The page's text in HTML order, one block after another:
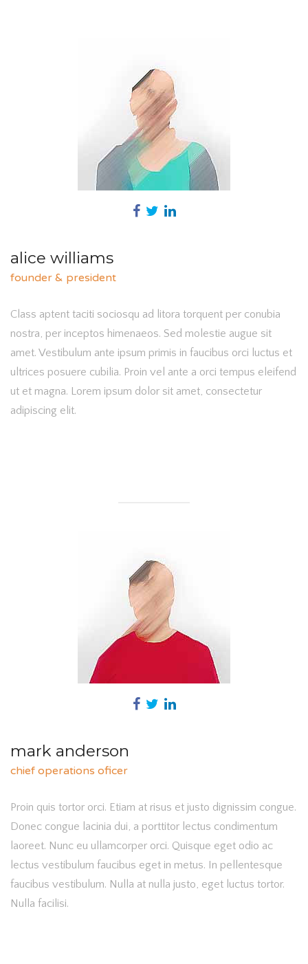
alice williams
founder & president
Class aptent taciti sociosqu ad litora torquent per conubia
nostra, per inceptos himenaeos. Sed molestie augue sit
amet. Vestibulum ante ipsum primis in faucibus orci luctus et
ultrices posuere cubilia. Proin vel ante a orci tempus eleifend
ut et magna. Lorem ipsum dolor sit amet, consectetur
adipiscing elit.
mark anderson
chief operations oficer
Proin quis tortor orci. Etiam at risus et justo dignissim congue.
Donec congue lacinia dui, a porttitor lectus condimentum
laoreet. Nunc eu ullamcorper orci. Quisque eget odio ac
lectus vestibulum faucibus eget in metus. In pellentesque
faucibus vestibulum. Nulla at nulla justo, eget luctus tortor.
Nulla facilisi.